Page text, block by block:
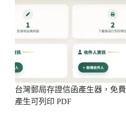
台灣郵局存證信函產生器，免
產生可列印 PDF